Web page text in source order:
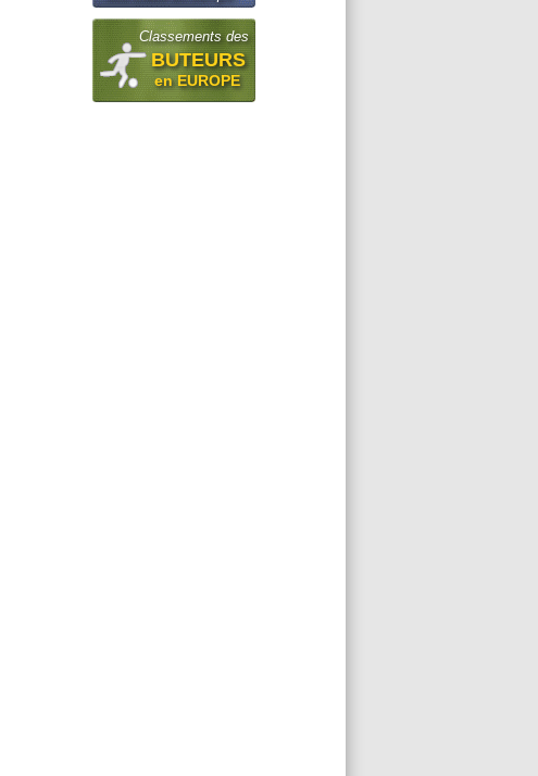
Classements des
BUTEURS
en EUROPE